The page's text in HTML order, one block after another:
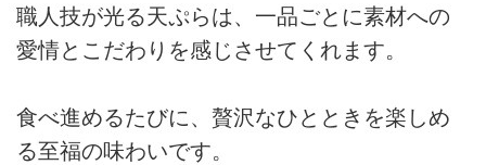
職人技が光る天ぷらは、一品ごとに素材への
愛情とこだわりを感じさせてくれます。
食べ進めるたびに、贅沢なひとときを楽しめ
る至福の味わいです。